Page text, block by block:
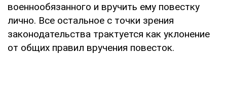
военнообязанного и вручить ему повестку
лично. Все остальное с точки зрения
законодательства трактуется как уклонение
от общих правил вручения повесток.